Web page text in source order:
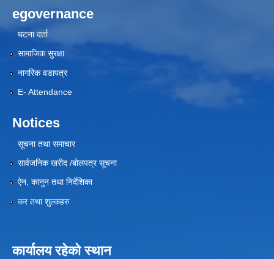
egovernance
घटना दर्ता
सामाजिक सुरक्षा
नागरिक वडापत्र
E- Attendance
Notices
सूचना तथा समाचार
सार्वजनिक खरीद /बोलपत्र सूचना
ऐन, कानुन तथा निर्देशिका
कर तथा शुल्कहरु
कार्यालय रहेको स्थान